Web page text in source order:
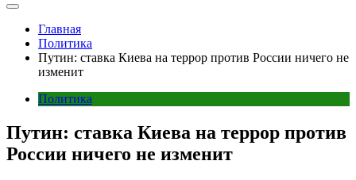
Главная
Политика
Путин: ставка Киева на террор против России ничего не
изменит
Политика
Путин: ставка Киева на террор против
России ничего не изменит